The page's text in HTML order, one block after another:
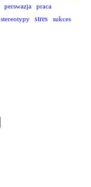
perswazja
praca
stereotypy stres sukces